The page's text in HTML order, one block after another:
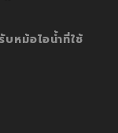
หม้อไอน้ำที่ใช้